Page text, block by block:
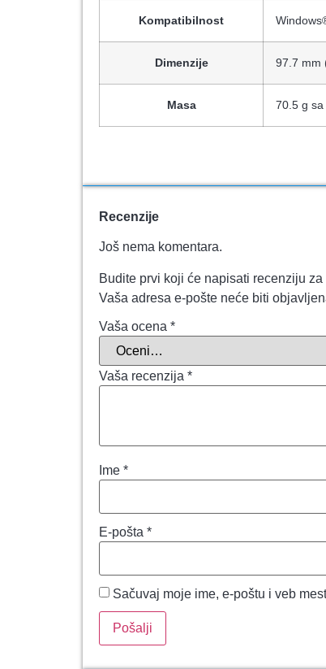
Kompatibilnost
Dimenzije 97.7 mm
Masa 70.5 g
Recenzije
Još nema komentara.
Budite prvi koji će napisati recenziju
Vaša adresa e-pošte neće biti
Vaša ocena *
Vaša recenzija *
Ime *
E-pošta *
Sačuvaj moje ime, e-poštu i veb